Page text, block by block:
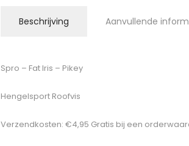
Beschrijving Aanvullende
Spro – Fat Iris – Pikey
Hengelsport Roofvis
Verzendkosten: €4,95 Gratis bij een